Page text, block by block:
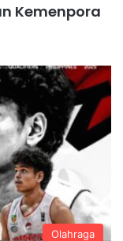
Kemenpora
Olahraga